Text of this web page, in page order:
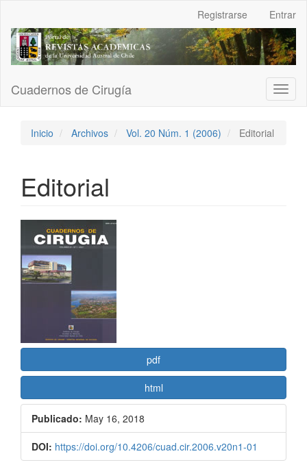
Contenido
principal
Barra
Registrarse Entrar
Cuadernos de Cirugía
Inicio Archivos Vol. 20 Núm. 1 (2006) Editorial
Editorial
Barra
lateral
del
artículo
pdf
html
Publicado: May 16, 2018
DOI: https://doi.org/10.4206/cuad.cir.2006.v20n1-01